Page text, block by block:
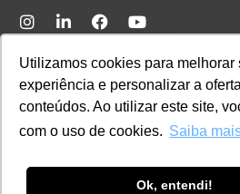
Utilizamos cookies para melhorar
experiência e personalizar a
conteúdos. Ao utilizar este site,
com o uso de cookies. Saiba
Ok, entendi!
Consulte aqui o cadastro da
Sistema e-MEC